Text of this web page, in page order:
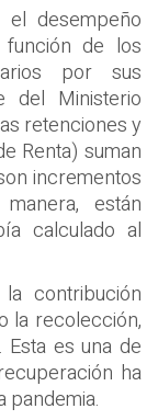
el desempeño
de los
por sus
del Ministerio
retenciones y
Renta) suman
incrementos
están
calculado al
contribución
la recolección,
es una de
ha
pandemia.